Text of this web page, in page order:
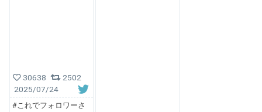
30638
2502
2025/07/24
#これでフォロワーさ